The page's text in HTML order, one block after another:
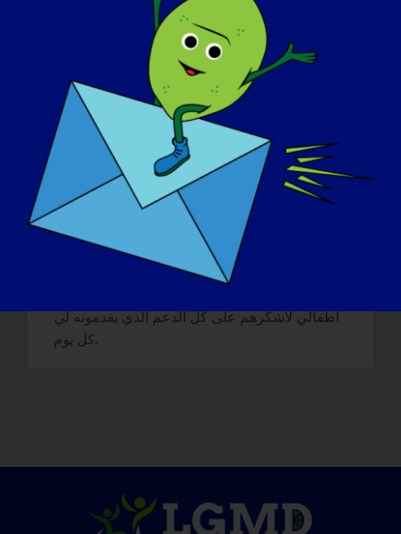
حدوثها وكيف يمكن تجنبها. وأيضًا التشخيص المبكر
حتى يتمكن المرضى من تناول الفيتامينات لتجنب
المشاكل الصحية، لأننا عندما نصبح أقل حركة تصبح
أجسامنا أضعف ويضعف جهاز المناعة لدينا. وأخيراً،
إذا كان من الممكن "علاج" مرضك بالاضطراب
العضلي الجانبي الغدي غدًا، فما هو أول شيء تريد
القيام به:
كنت أمشي على الشاطئ وأركض وأصعد السلالم
وأسافر مع أطفالي إلى أماكن دون أن يقلقوا عليّ.
أود أن أصطحب زوجتي إلى مكان جميل لتناول
الطعام وأشكرها على كل الحب الذي تكنه لي من
أطفالي لأشكرهم على كل الدعم الذي يقدمونه لي
كل يوم.